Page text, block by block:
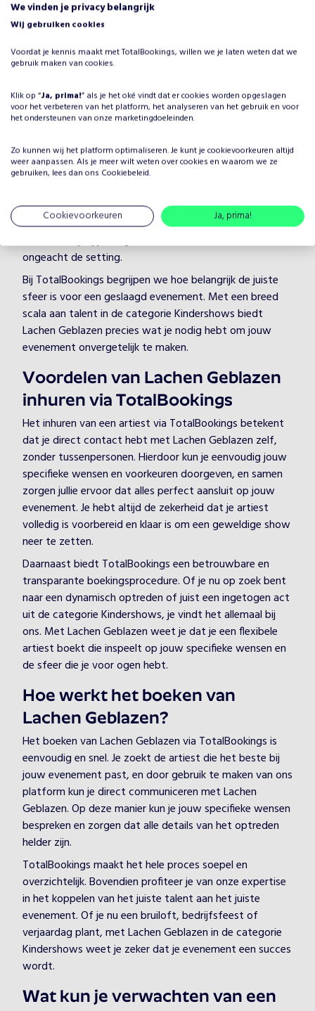
Waarom Lachen Geblazen
boeken voor jouw evenement?
zich mee, maar één ding is zeker: je wilt dat het
entertainment onvergetelijk is. Door Lachen Geblazen te
categorie Kindershows, die je evenement naar een hoger
niveau tilt. Lachen Geblazen heeft jarenlange ervaring en
weet hoe hij/zij jouw gasten kan boeien en vermaken,
ongeacht de setting.
Bij TotalBookings begrijpen we hoe belangrijk de juiste
sfeer is voor een geslaagd evenement. Met een breed
scala aan talent in de categorie Kindershows biedt
Lachen Geblazen precies wat je nodig hebt om jouw
evenement onvergetelijk te maken.
Voordelen van Lachen Geblazen
inhuren via TotalBookings
Het inhuren van een artiest via TotalBookings betekent
dat je direct contact hebt met Lachen Geblazen zelf,
zonder tussenpersonen. Hierdoor kun je eenvoudig jouw
specifieke wensen en voorkeuren doorgeven, en samen
zorgen jullie ervoor dat alles perfect aansluit op jouw
evenement. Je hebt altijd de zekerheid dat je artiest
volledig is voorbereid en klaar is om een geweldige show
neer te zetten.
Daarnaast biedt TotalBookings een betrouwbare en
transparante boekingsprocedure. Of je nu op zoek bent
naar een dynamisch optreden of juist een ingetogen act
uit de categorie Kindershows, je vindt het allemaal bij
ons. Met Lachen Geblazen weet je dat je een flexibele
artiest boekt die inspeelt op jouw specifieke wensen en
de sfeer die je voor ogen hebt.
Hoe werkt het boeken van
Lachen Geblazen?
Het boeken van Lachen Geblazen via TotalBookings is
eenvoudig en snel. Je zoekt de artiest die het beste bij
jouw evenement past, en door gebruik te maken van ons
platform kun je direct communiceren met Lachen
Geblazen. Op deze manier kun je jouw specifieke wensen
bespreken en zorgen dat alle details van het optreden
helder zijn.
TotalBookings maakt het hele proces soepel en
overzichtelijk. Bovendien profiteer je van onze expertise
in het koppelen van het juiste talent aan het juiste
evenement. Of je nu een bruiloft, bedrijfsfeest of
verjaardag plant, met Lachen Geblazen in de categorie
Kindershows weet je zeker dat je evenement een succes
wordt.
Wat kun je verwachten van een
We vinden je privacy belangrijk
Wij gebruiken cookies
Voordat je kennis maakt met TotalBookings, willen we je laten weten dat we
gebruik maken van cookies.
Klik op “Ja, prima!” als je het oké vindt dat er cookies worden opgeslagen
voor het verbeteren van het platform, het analyseren van het gebruik en voor
het ondersteunen van onze marketingdoeleinden.
Zo kunnen wij het platform optimaliseren. Je kunt je cookievoorkeuren altijd
weer aanpassen. Als je meer wilt weten over cookies en waarom we ze
gebruiken, lees dan ons Cookiebeleid.
Cookievoorkeuren Ja, prima!